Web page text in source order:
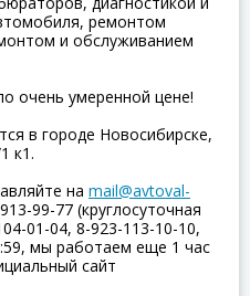
ремонтом
и обслуживанием
очень умеренной цене!
в городе Новосибирске,
к1.
на mail@avtoval-
99-77 (круглосуточная
01-04, 8-923-113-10-10,
мы работаем еще 1 час
сайт